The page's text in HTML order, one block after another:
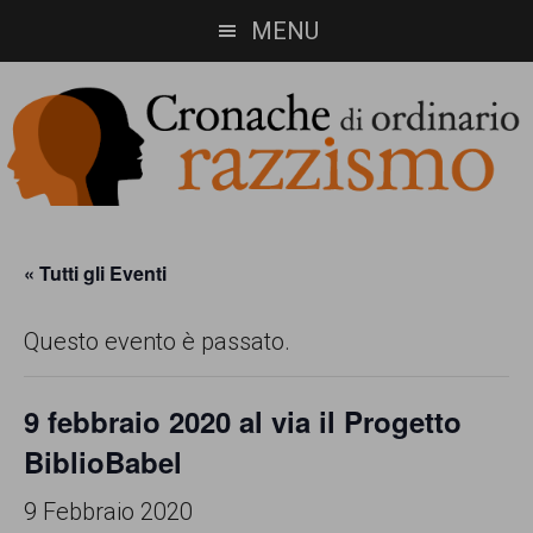
to
main
content
to
footer
MENU
di
ordinario
razzismo
sito
informazione,
approfondimento
« Tutti gli Eventi
Questo evento è passato.
9 febbraio 2020 al via il Progetto
BiblioBabel
9 Febbraio 2020